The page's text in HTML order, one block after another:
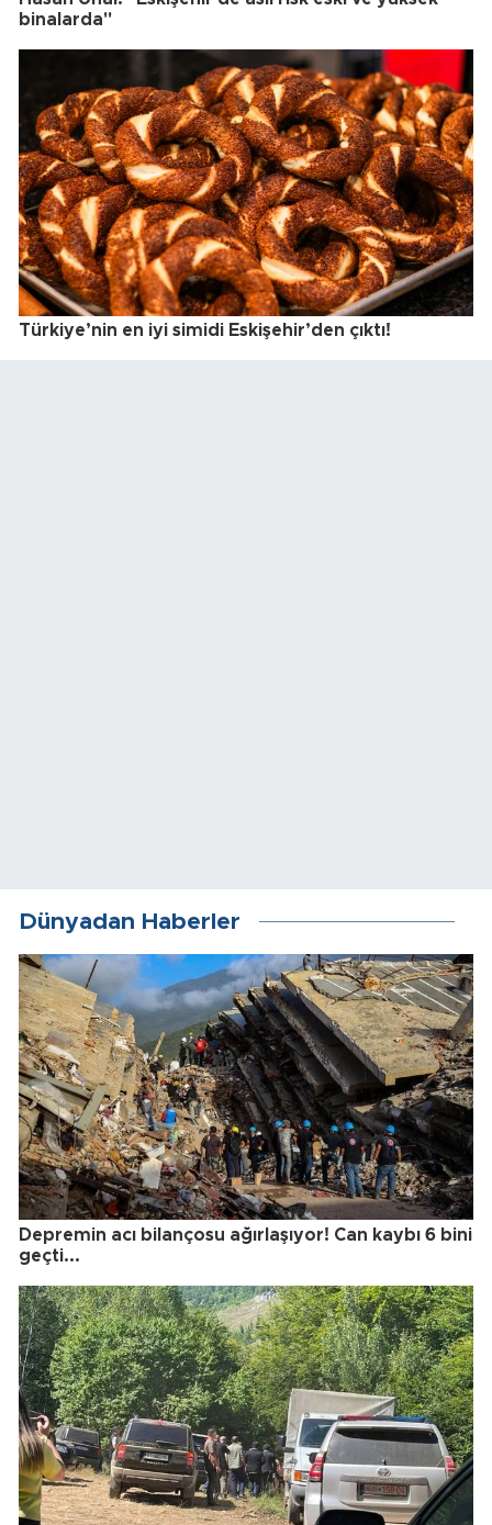
binalarda"
Türkiye’nin en iyi simidi Eskişehir’den çıktı!
Dünyadan Haberler
Depremin acı bilançosu ağırlaşıyor! Can kaybı 6 bini
geçti...